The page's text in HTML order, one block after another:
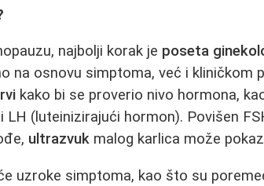
najbolji korak je poseta
na osnovu simptoma, već i kliničkom
kako bi se proverio nivo hormona,
(luteinizirajući hormon). Povišen
ultrazvuk malog karlica može
uzroke simptoma, kao što su